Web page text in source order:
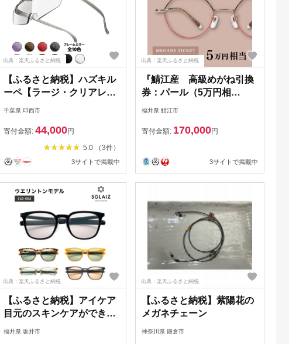
出典：楽天ふるさと納税
【ふるさと納税】ハズキル
ーペ【ラージ・クリアレン
ズ】[0233-0265]
千葉県 印西市
寄付金額: 44,000円
5.0 （3件）
3サイトで掲載中
出典：楽天ふるさと納税
『鯖江産 高級めがね引換
券：パール（5万円相
当）』 めがね メガネ 眼鏡
福井県 鯖江市
寄付金額: 170,000円
3サイトで掲載中
出典：楽天ふるさと納税
【ふるさと納税】アイケア
目元のスキンケアができる
アイウェア『SOLAIZ』シ
福井県 坂井市
出典：楽天ふるさと納税
【ふるさと納税】紫陽花の
メガネチェーン
神奈川県 鎌倉市